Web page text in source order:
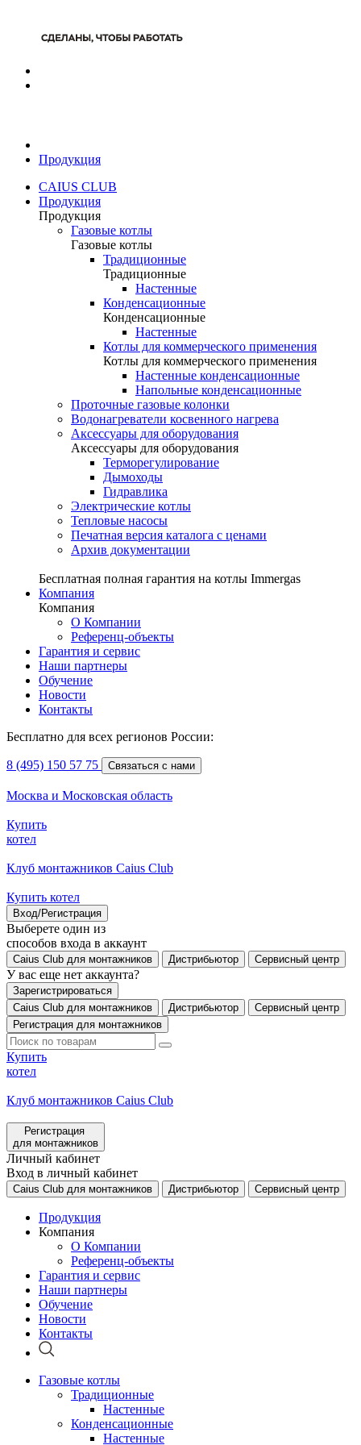
Продукция
CAIUS CLUB
Продукция
Продукция
Газовые котлы
Газовые котлы
Традиционные
Традиционные
Настенные
Конденсационные
Конденсационные
Настенные
Котлы для коммерческого применения
Котлы для коммерческого применения
Настенные конденсационные
Напольные конденсационные
Проточные газовые колонки
Водонагреватели косвенного нагрева
Аксессуары для оборудования
Аксессуары для оборудования
Терморегулирование
Дымоходы
Гидравлика
Электрические котлы
Тепловые насосы
Печатная версия каталога с ценами
Архив документации
Бесплатная полная гарантия на котлы Immergas
Компания
Компания
О Компании
Референц-объекты
Гарантия и сервис
Наши партнеры
Обучение
Новости
Контакты
Бесплатно для всех регионов России:
8 (495) 150 57 75 Связаться с нами
Москва и Московская область
Купить
котел
Клуб монтажников Caius Club
Купить котел
Вход/Регистрация
Выберете один из
способов входа в аккаунт
Caius Club для монтажников Дистрибьютор Сервисный центр
У вас еще нет аккаунта?
Зарегистрироваться
Caius Club для монтажников
Дистрибьютор
Сервисный центр
Регистрация для монтажников
Купить
котел
Клуб монтажников Caius Club
Регистрация
для монтажников
Личный кабинет
Вход в личный кабинет
Caius Club для монтажников Дистрибьютор Сервисный центр
Продукция
Компания
О Компании
Референц-объекты
Гарантия и сервис
Наши партнеры
Обучение
Новости
Контакты
Газовые котлы
Традиционные
Настенные
Конденсационные
Настенные